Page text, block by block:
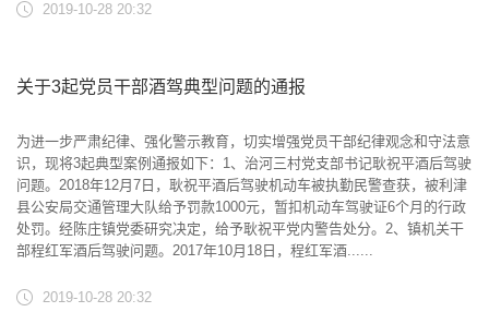
2019-10-28 20:32
关于3起党员干部酒驾典型问题的通报
为进一步严肃纪律、强化警示教育，切实增强党员干部纪律观念和守法意
识，现将3起典型案例通报如下：1、治河三村党支部书记耿祝平酒后驾驶
问题。2018年12月7日，耿祝平酒后驾驶机动车被执勤民警查获，被利津
县公安局交通管理大队给予罚款1000元，暂扣机动车驾驶证6个月的行政
处罚。经陈庄镇党委研究决定，给予耿祝平党内警告处分。2、镇机关干
部程红军酒后驾驶问题。2017年10月18日，程红军酒......
2019-10-28 20:32